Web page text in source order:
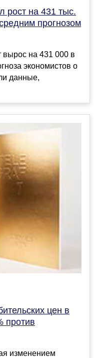
рост на 431 тыс.
прогнозом
на 431 000 в
экономистов о
данные,
цен в
против
изменением